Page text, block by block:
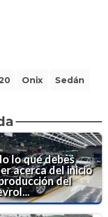
Onix Sedán
lo que debes
acerca del inicio
del